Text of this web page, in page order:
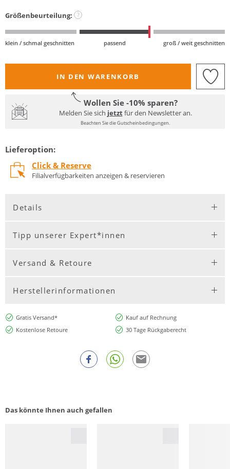
Größenbeurteilung: ?
klein / schmal geschnitten passend groß / weit geschnitten
IN DEN WARENKORB
Wollen Sie -10% sparen?
Melden Sie sich jetztfür den Newsletter an.
Beachten Sie die Gutscheinbedingungen.
Lieferoption:
Click & Reserve
Filialverfügbarkeiten anzeigen & reservieren
Details
Tipp unserer Expert*innen
Versand & Retoure
Herstellerinformationen
Gratis Versand*
Kauf auf Rechnung
Kostenlose Retoure
30 Tage Rückgaberecht
Das könnte Ihnen auch gefallen